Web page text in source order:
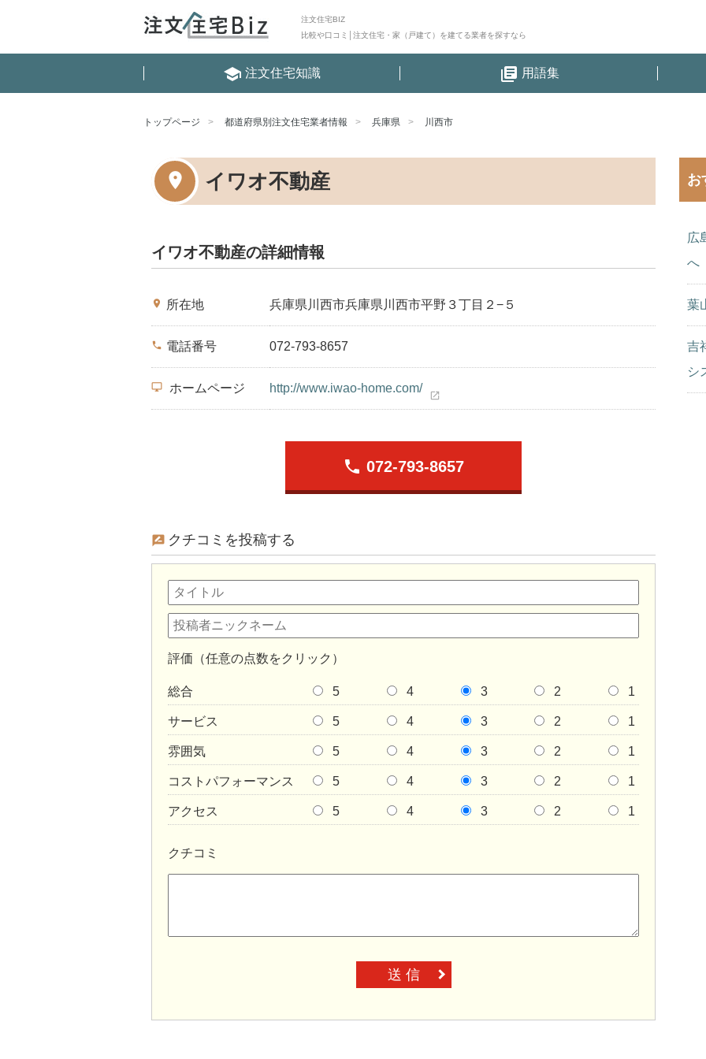
注文住宅BIZ
比較や口コミ│注文住宅・家（戸建て）を建てる業者を探すなら
school 注文住宅知識 library_books 用語集
トップページ 都道府県別注文住宅業者情報 兵庫県 川西市
イワオ不動産
イワオ不動産の詳細情報
place 所在地 兵庫県川西市兵庫県川西市平野３丁目２−５
phone 電話番号 072-793-8657
desktop_windows ホームページ http://www.iwao-home.com/
open_in_new
phone 072-793-8657
クチコミを投稿する
評価（任意の点数をクリック）
総合 5 4 3 2 1
サービス 5 4 3 2 1
雰囲気 5 4 3 2 1
コストパフォーマンス 5 4 3 2 1
アクセス 5 4 3 2 1
クチコミ
送 信
お
広
へ
葉
吉
シ